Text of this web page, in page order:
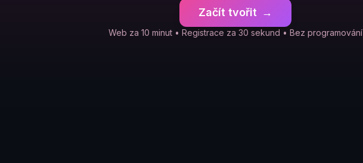
Začít tvořit →
Web za 10 minut • Registrace za 30 sekund • Bez programování